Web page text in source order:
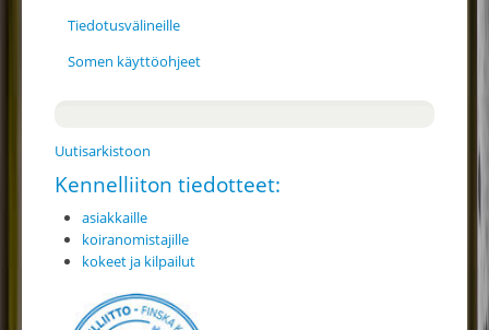
Tiedotusvälineille
Somen käyttöohjeet
Uutisarkistoon
Kennelliiton tiedotteet:
asiakkaille
koiranomistajille
kokeet ja kilpailut